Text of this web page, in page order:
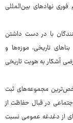
فوری نهادهای بین‌المللی
شد، شرکت‌کنندگان با در دست داشتن
تاریخی، موزه‌ها و
آشکار به هویت تاریخی
مجموعه‌های ثبت
در قبال حفاظت از
از دغدغه عمومی نسبت